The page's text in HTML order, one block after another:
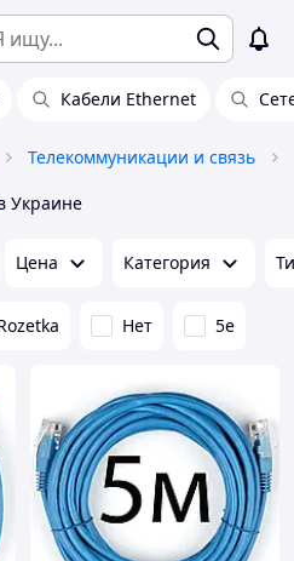
Кабели Ethernet
Телекоммуникации и связь
Украине
Цена Категория
Нет 5e